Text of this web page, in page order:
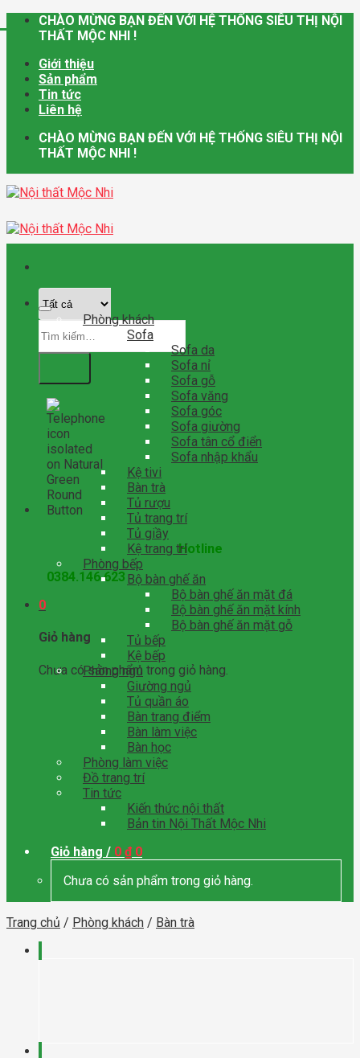
Skip
to
CHÀO MỪNG BẠN ĐẾN VỚI HỆ THỐNG SIÊU THỊ NỘI
THẤT MỘC NHI !
Giới thiệu
Sản phẩm
Tin tức
Liên hệ
CHÀO MỪNG BẠN ĐẾN VỚI HỆ THỐNG SIÊU THỊ NỘI
THẤT MỘC NHI !
kiếm:
Hotline
0384.146.623
0
Giỏ hàng
Chưa có sản phẩm trong giỏ hàng.
Phòng khách
Sofa
Sofa da
Sofa nỉ
Sofa gỗ
Sofa văng
Sofa góc
Sofa giường
Sofa tân cổ điển
Sofa nhập khẩu
Kệ tivi
Bàn trà
Tủ rượu
Tủ trang trí
Tủ giầy
Kệ trang trí
Phòng bếp
Bộ bàn ghế ăn
Bộ bàn ghế ăn mặt đá
Bộ bàn ghế ăn mặt kính
Bộ bàn ghế ăn mặt gỗ
Tủ bếp
Kệ bếp
Phòng ngủ
Giường ngủ
Tủ quần áo
Bàn trang điểm
Bàn làm việc
Bàn học
Phòng làm việc
Đồ trang trí
Tin tức
Kiến thức nội thất
Bản tin Nội Thất Mộc Nhi
Giỏ hàng / 0 ₫ 0
Chưa có sản phẩm trong giỏ hàng.
Trang chủ / Phòng khách / Bàn trà